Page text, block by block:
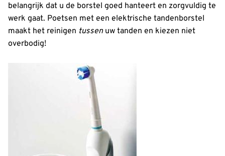
belangrijk dat u de borstel goed hanteert en zorgvuldig te
werk gaat. Poetsen met een elektrische tandenborstel
maakt het reinigen tussen uw tanden en kiezen niet
overbodig!